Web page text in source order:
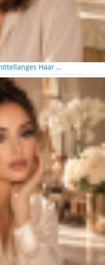
Haar …